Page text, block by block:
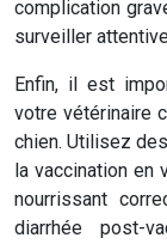
complication
surveiller
Enfin, il est
votre vétérinaire
chien. Utilisez
la vaccination en
nourrissant
diarrhée post-